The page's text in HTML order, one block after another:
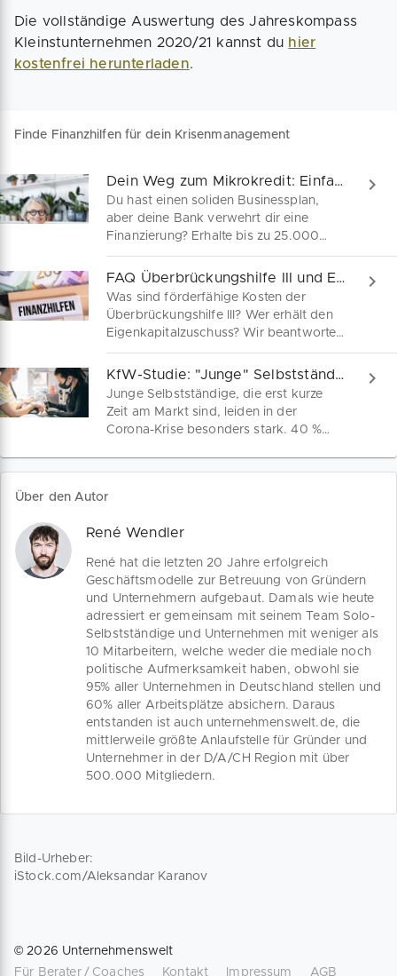
Die vollständige Auswertung des Jahreskompass
Kleinstunternehmen 2020/21 kannst du hier
kostenfrei herunterladen.
Finde Finanzhilfen für dein Krisenmanagement
Dein Weg zum Mikrokredit: Einfach, schnell, flexibel!
Du hast einen soliden Businessplan,
aber deine Bank verwehrt dir eine
Finanzierung? Erhalte bis zu 25.000
Euro im Förderprogramm „Mein
Mikrokredit“ für Gründer und kleine
Unternehmen. Beantrage hier ganz
unkompliziert deinen Mikrokredit und
erhalte in wenigen Tagen die Mittel, die
du brauchst.
FAQ Überbrückungshilfe III und Eigenkapitalzuschuss
Was sind förderfähige Kosten der
Überbrückungshilfe III? Wer erhält den
Eigenkapitalzuschuss? Wir beantworten
deine Fragen zu den Corona-Hilfen. Die
Bundesregierung hat förderfähige
Investitionen in Digitalisierung und
Hygienekonzepte durch die
Überbrückungshilfe III aktualisiert. Der
rückwirkend beantragt werden. Alles,
was du wissen musst.
KfW-Studie: "Junge" Selbstständige trifft die Corona-Krise besonders hart
Junge Selbstständige, die erst kurze
Zeit am Markt sind, leiden in der
Corona-Krise besonders stark. 40 %
Die häufigsten Hindernisse und
Über den Autor
René Wendler
René hat die letzten 20 Jahre erfolgreich
Geschäftsmodelle zur Betreuung von Gründern
und Unternehmern aufgebaut. Damals wie heute
adressiert er gemeinsam mit seinem Team Solo-
Selbstständige und Unternehmen mit weniger als
10 Mitarbeitern, welche weder die mediale noch
politische Aufmerksamkeit haben, obwohl sie
95% aller Unternehmen in Deutschland stellen und
60% aller Arbeitsplätze absichern. Daraus
entstanden ist auch unternehmenswelt.de, die
mittlerweile größte Anlaufstelle für Gründer und
Unternehmer in der D/A/CH Region mit über
500.000 Mitgliedern.
Bild-Urheber:
iStock.com/Aleksandar Karanov
©2026 Unternehmenswelt
Für Berater / Coaches
Kontakt Impressum AGB